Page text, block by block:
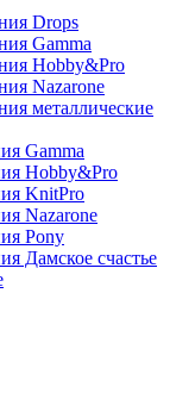
Drops
Gamma
Hobby&Pro
Nazarone
металлические
Gamma
Hobby&Pro
KnitPro
Nazarone
Pony
Дамское счастье